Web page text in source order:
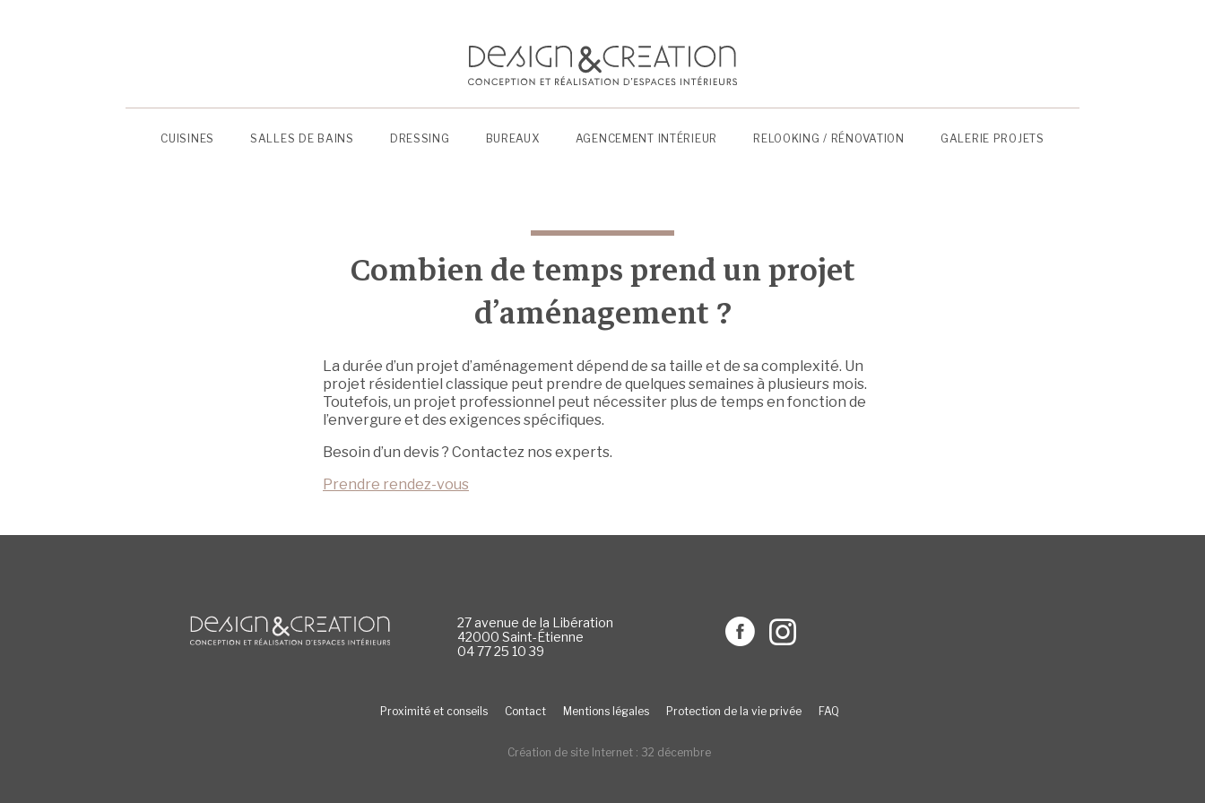
CUISINES SALLES DE BAINS DRESSING BUREAUX AGENCEMENT INTÉRIEUR RELOOKING / RÉNOVATION GALERIE PROJETS
Combien de temps prend un projet
d’aménagement ?
La durée d’un projet d’aménagement dépend de sa taille et de sa complexité. Un
projet résidentiel classique peut prendre de quelques semaines à plusieurs mois.
Toutefois, un projet professionnel peut nécessiter plus de temps en fonction de
l’envergure et des exigences spécifiques.
Besoin d’un devis ? Contactez nos experts.
Prendre rendez-vous
27 avenue de la Libération
42000 Saint-Étienne
04 77 25 10 39
Proximité et conseils Contact Mentions légales Protection de la vie privée FAQ
Création de site Internet : 32 décembre